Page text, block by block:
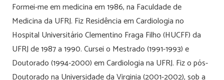
Formei-me em medicina em 1986, na Faculdade de
Medicina da UFRJ. Fiz Residência em Cardiologia no
Hospital Universitário Clementino Fraga Filho (HUCFF) da
UFRJ de 1987 a 1990. Cursei o Mestrado (1991-1993) e
Doutorado (1994-2000) em Cardiologia na UFRJ. Fiz o pós-